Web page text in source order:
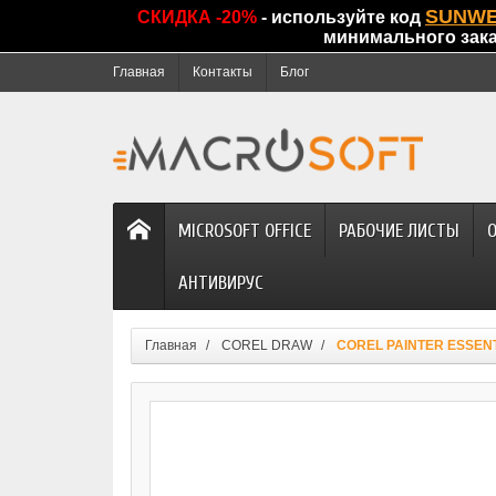
СКИДКА -20% - используйте код
минимального
Главная Контакты Блог
MICROSOFT OFFICE РАБОЧИЕ ЛИСТЫ
АНТИВИРУС
Главная COREL DRAW COREL PAINTER